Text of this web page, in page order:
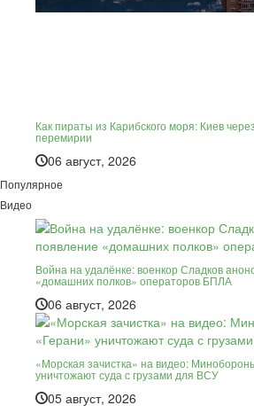
Как пираты из Карибского моря: Киев
перемирии
06 август, 2026
Популярное
Видео
Война на удалёнке: военкор Сладков
«домашних полков» операторов БПЛА
06 август, 2026
«Морская зачистка» на видео:
уничтожают суда с грузами для ВСУ
05 август, 2026